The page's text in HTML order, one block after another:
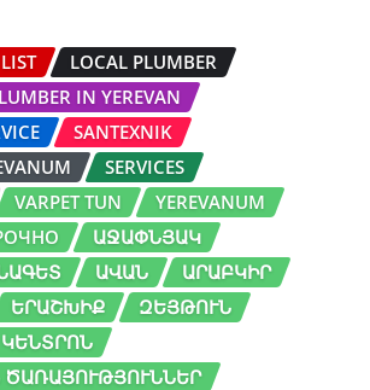
LIST
LOCAL PLUMBER
IN YEREVAN
SANTEXNIK
SERVICES
VARPET TUN
YEREVANUM
ԱՋԱՓՆՅԱԿ
ԱՎԱՆ
ԱՐԱԲԿԻՐ
ԵՐԱՇԽԻՔ
ԶԵՅԹՈՒՆ
ԿԵՆՏՐՈՆ